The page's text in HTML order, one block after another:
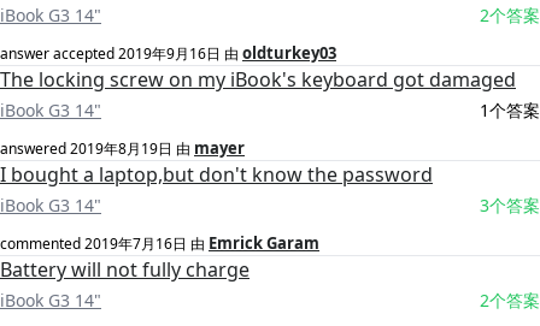
iBook G3 14" 2个答案
answer accepted2019年9月16日 由 oldturkey03
The locking screw on my iBook's keyboard got damaged
iBook G3 14" 1个答案
answered2019年8月19日 由 mayer
I bought a laptop,but don't know the password
iBook G3 14" 3个答案
commented2019年7月16日 由 Emrick Garam
Battery will not fully charge
iBook G3 14" 2个答案